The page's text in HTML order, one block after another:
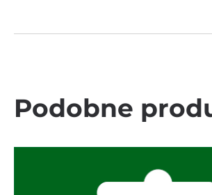
Podobne